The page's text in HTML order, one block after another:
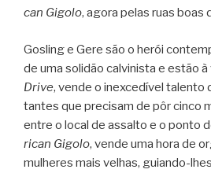
can Gigolo, agora pelas ruas boas
Gos­ling e Gere são o herói
de uma soli­dão cal­vi­nista e estão à
Drive, vende o inex­ce­dí­vel talento
tan­tes que pre­ci­sam de pôr cinco
entre o local de assalto e o ponto
ri­can Gigolo, vende uma hora de
mulhe­res mais velhas, guiando-